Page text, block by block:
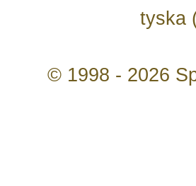
tyska
© 1998 - 2026